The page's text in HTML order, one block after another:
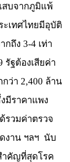
สบจากภูมิแพ้
เทศไทยมีอุบัติ
ถึง 3-4 เท่า
รัฐต้องเสียค่า
ว่า 2,400 ล้าน
มีราคาแพง
รวมค่าตรวจ
งาน ฯลฯ นับ
ำคัญที่สุดโรค